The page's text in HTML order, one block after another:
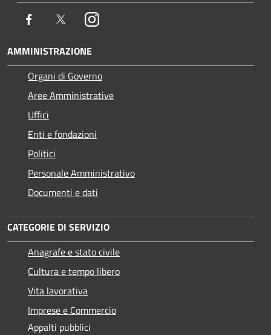
Facebook TwitterInstagram
AMMINISTRAZIONE
Organi di Governo
Aree Amministrative
Uffici
Enti e fondazioni
Politici
Personale Amministrativo
Documenti e dati
CATEGORIE DI SERVIZIO
Anagrafe e stato civile
Cultura e tempo libero
Vita lavorativa
Imprese e Commercio
Appalti pubblici